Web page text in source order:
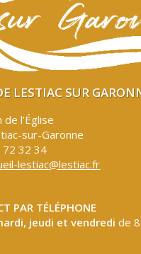
LESTIAC SUR
de l’Église
sur-Garonne
72 32 34
lestiac@lestiac.fr
PAR TÉLÉPHONE
jeudi et vendredide